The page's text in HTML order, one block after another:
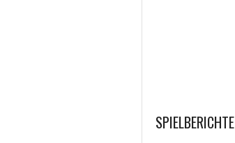
SPIELBERICHTE